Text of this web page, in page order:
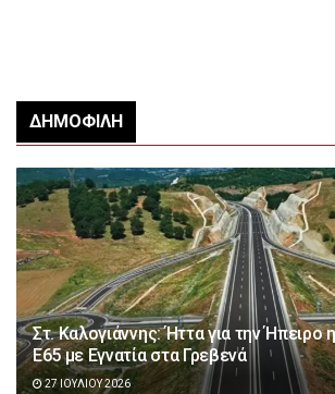
ΔΗΜΟΦΙΛΉ
Στ. Καλογιάννης: Ήττα για την Ήπειρο
Ε65 με Εγνατία στα Γρεβενά
27 ΙΟΥΛΊΟΥ 2026